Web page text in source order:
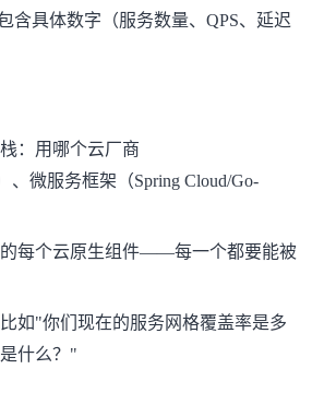
含具体数字（服务数量、QPS、延迟
：用哪个云厂商
、微服务框架（Spring Cloud/Go-
每个云原生组件——每一个都要能被
如"你们现在的服务网格覆盖率是多
什么？"